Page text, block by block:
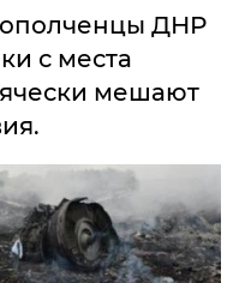
ДНР
с места
мешают